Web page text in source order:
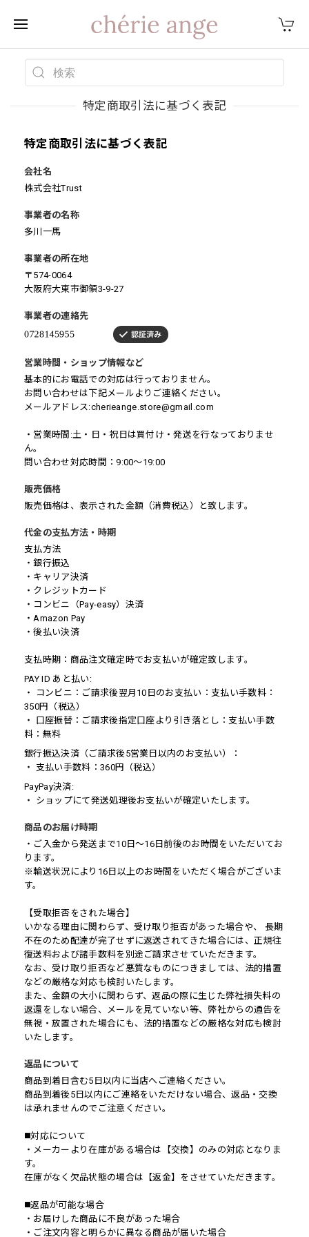
特定商取引法に基づく表記
特定商取引法に基づく表記
会社名
株式会社Trust
事業者の名称
多川一馬
事業者の所在地
〒574-0064
大阪府大東市御領3-9-27
事業者の連絡先
営業時間・ショップ情報など
基本的にお電話での対応は行っておりません。
お問い合わせは下記メールよりご連絡ください。
メールアドレス:cherieange.store@gmail.com
・営業時間:土・日・祝日は買付け・発送を行なっておりませ
ん。
問い合わせ対応時間：9:00～19:00
販売価格
販売価格は、表示された金額（消費税込）と致します。
代金の支払方法・時期
支払方法
・銀行振込
・キャリア決済
・クレジットカード
・コンビニ（Pay-easy）決済
・Amazon Pay
・後払い決済
支払時期：商品注文確定時でお支払いが確定致します。
PAY ID あと払い:
・ コンビニ：ご請求後翌月10日のお支払い：支払い手数料：
350円（税込）
・ 口座振替：ご請求後指定口座より引き落とし：支払い手数
料：無料
銀行振込決済（ご請求後5営業日以内のお支払い）：
・ 支払い手数料：360円（税込）
PayPay決済:
・ ショップにて発送処理後お支払いが確定いたします。
商品のお届け時期
・ご入金から発送まで10日〜16日前後のお時間をいただいてお
ります。
※輸送状況により16日以上のお時間をいただく場合がございま
す。
【受取拒否をされた場合】
いかなる理由に関わらず、受け取り拒否があった場合や、 長期
不在のため配達が完了せずに返送されてきた場合には、正規往
復送料および諸手数料を別途ご請求させていただきます。
なお、受け取り拒否など悪質なものにつきましては、法的措置
などの厳格な対応も検討いたします。
また、金額の大小に関わらず、返品の際に生じた弊社損失料の
返還をしない場合、メールを見ていない等、弊社からの通告を
無視・放置された場合にも、法的措置などの厳格な対応も検討
いたします。
返品について
商品到着日含む5日以内に当店へご連絡ください。
商品到着後5日以内にご連絡をいただけない場合、返品・交換
は承れませんのでご注意ください。
◼️対応について
・メーカーより在庫がある場合は【交換】のみの対応となりま
す。
在庫がなく欠品状態の場合は【返金】をさせていただきます。
◼️返品が可能な場合
・お届けした商品に不良があった場合
・ご注文内容と明らかに異なる商品が届いた場合